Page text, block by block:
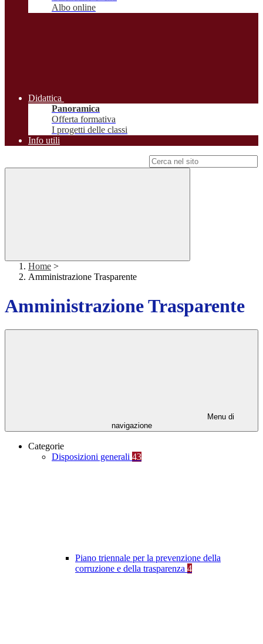
Albo online
Didattica
Panoramica
Offerta formativa
I progetti delle classi
Info utili
Home >
Amministrazione Trasparente
Amministrazione Trasparente
Menu di
navigazione
Categorie
Disposizioni generali 43
Piano triennale per la prevenzione della
corruzione e della trasparenza 4